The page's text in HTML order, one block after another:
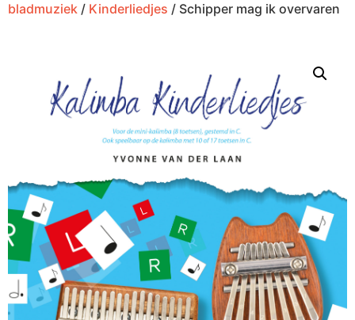
bladmuziek / Kinderliedjes / Schipper mag ik overvaren